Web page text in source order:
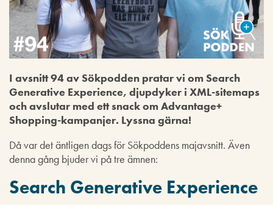
I avsnitt 94 av Sökpodden pratar vi om Search
Generative Experience, djupdyker i XML-sitemaps
och avslutar med ett snack om Advantage+
Shopping-kampanjer. Lyssna gärna!
Då var det äntligen dags för Sökpoddens majavsnitt. Även
denna gång bjuder vi på tre ämnen:
Search Generative Experience